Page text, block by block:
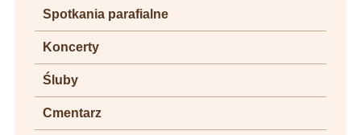
Spotkania parafialne
Koncerty
Śluby
Cmentarz